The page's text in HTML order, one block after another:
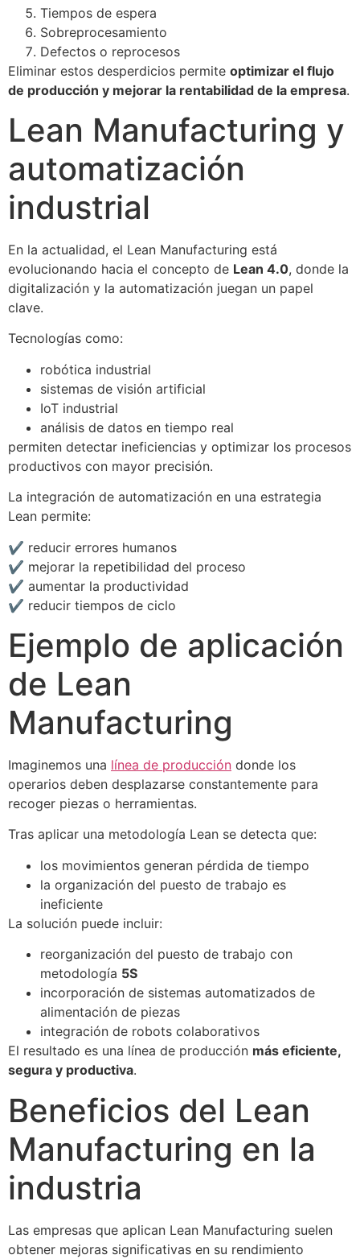
Tiempos de espera
Sobreprocesamiento
Defectos o reprocesos
Eliminar estos desperdicios permite optimizar el flujo
de producción y mejorar la rentabilidad de la empresa.
Lean Manufacturing y
automatización
industrial
En la actualidad, el Lean Manufacturing está
evolucionando hacia el concepto de Lean 4.0, donde la
digitalización y la automatización juegan un papel
clave.
Tecnologías como:
robótica industrial
sistemas de visión artificial
IoT industrial
análisis de datos en tiempo real
permiten detectar ineficiencias y optimizar los procesos
productivos con mayor precisión.
La integración de automatización en una estrategia
Lean permite:
✔ reducir errores humanos
✔ mejorar la repetibilidad del proceso
✔ aumentar la productividad
✔ reducir tiempos de ciclo
Ejemplo de aplicación
de Lean
Manufacturing
Imaginemos una línea de producción donde los
operarios deben desplazarse constantemente para
recoger piezas o herramientas.
Tras aplicar una metodología Lean se detecta que:
los movimientos generan pérdida de tiempo
la organización del puesto de trabajo es
ineficiente
La solución puede incluir:
reorganización del puesto de trabajo con
metodología 5S
incorporación de sistemas automatizados de
alimentación de piezas
integración de robots colaborativos
El resultado es una línea de producción más eficiente,
segura y productiva.
Beneficios del Lean
Manufacturing en la
industria
Las empresas que aplican Lean Manufacturing suelen
obtener mejoras significativas en su rendimiento